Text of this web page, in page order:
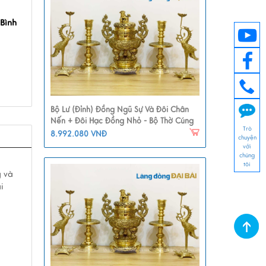
và
Bộ Lư (Đỉnh) Đồng Ngũ Sự Và Đôi Chân
Nến + Đôi Hạc Đồng Nhỏ - Bộ Thờ Cúng
MNV-DD21-1
8.992.080 VNĐ
Trò
chuyện
với
chúng
tôi